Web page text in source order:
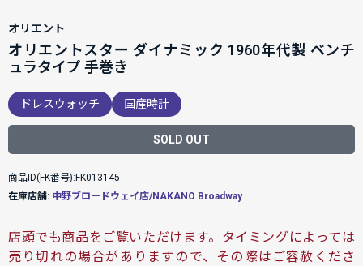
オリエント
オリエントスター ダイナミック 1960年代製 ベンチ
ュラタイプ 手巻き
ドレスウォッチ 国産時計
SOLD OUT
商品ID(FK番号):FK013145
在庫店舗: 中野ブロードウェイ店/NAKANO Broadway
店頭でも商品をご覧いただけます。タイミングによっては
売り切れの場合がありますので、その際はご容赦くださ